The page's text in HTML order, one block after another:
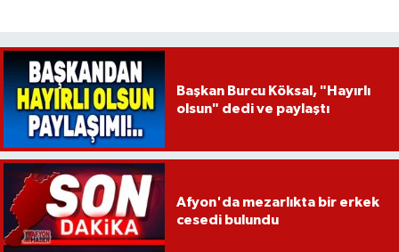
Başkan Burcu Köksal, "Hayırlı
olsun" dedi ve paylaştı
Afyon'da mezarlıkta bir erkek
cesedi bulundu